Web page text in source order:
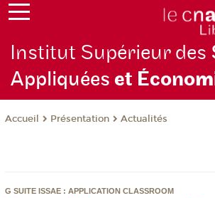
Institut Supérieur des
Appliquéeset Écono
Accueil Présentation Actualités
G SUITE ISSAE : APPLICATION CLASSROOM